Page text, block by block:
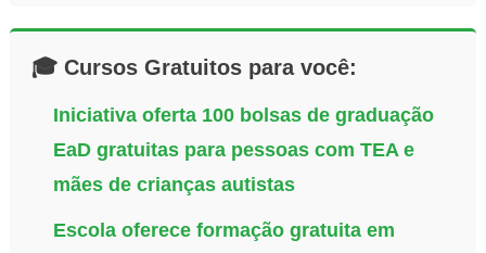
🎓 Cursos Gratuitos para você:
Iniciativa oferta 100 bolsas de graduação
EaD gratuitas para pessoas com TEA e
mães de crianças autistas
Escola oferece formação gratuita em